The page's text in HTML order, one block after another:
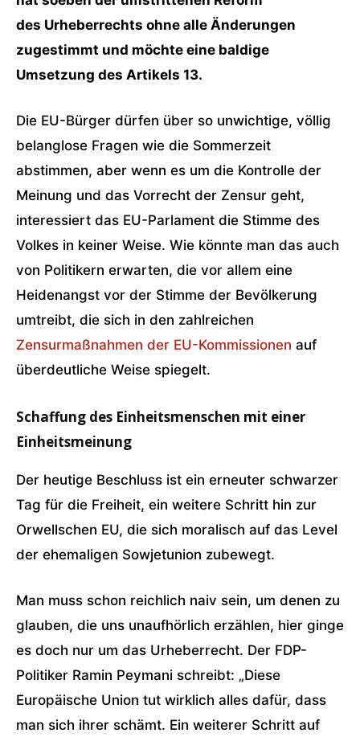
des Urheberrechts ohne alle Änderungen
zugestimmt und möchte eine baldige
Umsetzung des Artikels 13.
Die EU-Bürger dürfen über so unwichtige, völlig
belanglose Fragen wie die Sommerzeit
abstimmen, aber wenn es um die Kontrolle der
Meinung und das Vorrecht der Zensur geht,
interessiert das EU-Parlament die Stimme des
Volkes in keiner Weise. Wie könnte man das auch
von Politikern erwarten, die vor allem eine
Heidenangst vor der Stimme der Bevölkerung
umtreibt, die sich in den zahlreichen
Zensurmaßnahmen der EU-Kommissionen auf
überdeutliche Weise spiegelt.
Schaffung des Einheitsmenschen mit einer
Einheitsmeinung
Der heutige Beschluss ist ein erneuter schwarzer
Tag für die Freiheit, ein weitere Schritt hin zur
Orwellschen EU, die sich moralisch auf das Level
der ehemaligen Sowjetunion zubewegt.
Man muss schon reichlich naiv sein, um denen zu
glauben, die uns unaufhörlich erzählen, hier ginge
es doch nur um das Urheberrecht. Der FDP-
Politiker Ramin Peymani schreibt: „Diese
Europäische Union tut wirklich alles dafür, dass
man sich ihrer schämt. Ein weiterer Schritt auf